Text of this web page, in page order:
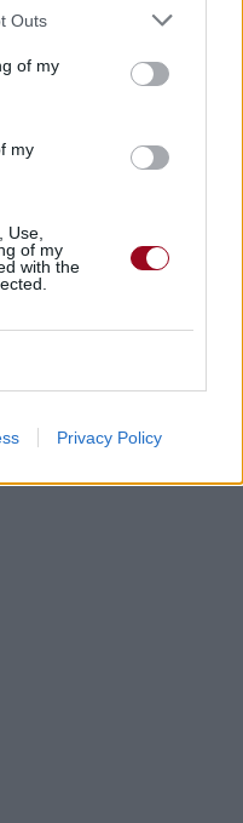
Outs
of my
my
Use,
of my
with the
Privacy Policy